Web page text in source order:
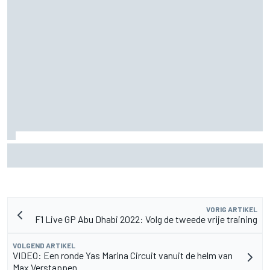
VORIG ARTIKEL
F1 Live GP Abu Dhabi 2022: Volg de tweede vrije training
VOLGEND ARTIKEL
VIDEO: Een ronde Yas Marina Circuit vanuit de helm van
Max Verstappen